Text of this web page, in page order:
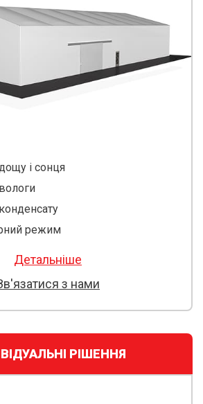
і сонця
режим
Детальніше
з нами
РІШЕННЯ